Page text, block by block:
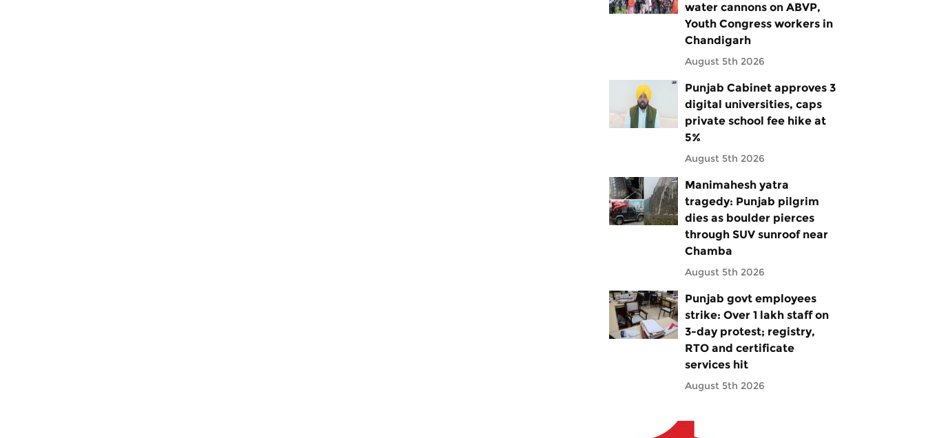
water cannons on ABVP,
Youth Congress workers in
Chandigarh
August 5th 2026
Punjab Cabinet approves 3
digital universities, caps
private school fee hike at
5%
August 5th 2026
Manimahesh yatra
tragedy: Punjab pilgrim
dies as boulder pierces
through SUV sunroof near
Chamba
August 5th 2026
Punjab govt employees
strike: Over 1 lakh staff on
3-day protest; registry,
RTO and certificate
services hit
August 5th 2026